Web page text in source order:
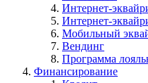
Интернет-
Интернет-
Мобильный
Вендинг
Программа
Финансирование